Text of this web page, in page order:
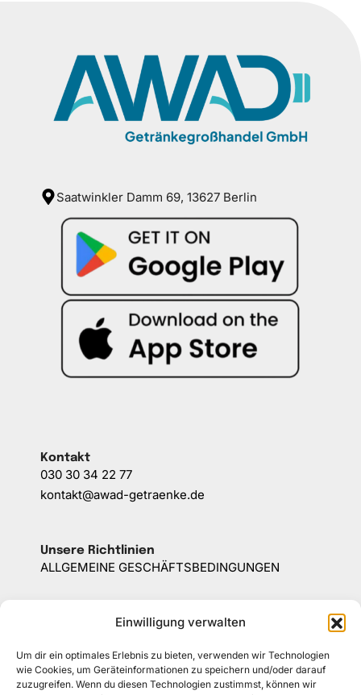
Einwilligung verwalten
Um dir ein optimales Erlebnis zu bieten, verwenden wir Technologien
wie Cookies, um Geräteinformationen zu speichern und/oder darauf
zuzugreifen. Wenn du diesen Technologien zustimmst, können wir
Saatwinkler Damm 69, 13627 Berlin
Kontakt
030 30 34 22 77
kontakt@awad-getraenke.de
Unsere Richtlinien
ALLGEMEINE GESCHÄFTSBEDINGUNGEN
IMPRESSUM